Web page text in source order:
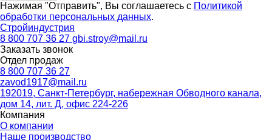
Нажимая "Отправить", Вы соглашаетесь с Политикой
обработки персональных данных.
Стройиндустрия
8 800 707 36 27 gbi.stroy@mail.ru
Заказать звонок
Отдел продаж
8 800 707 36 27
zavod1917@mail.ru
192019, Санкт-Петербург, набережная Обводного канала,
дом 14, лит. Д, офис 224-226
Компания
О компании
Наше производство